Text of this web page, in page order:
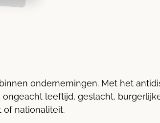
ondernemingen. Met het
leeftijd, geslacht,
of nationaliteit.